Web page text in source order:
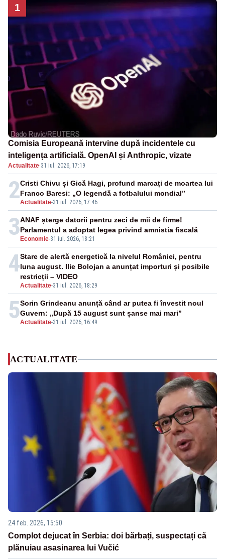
1
Comisia Europeană intervine după incidentele cu
inteligența artificială. OpenAI și Anthropic, vizate
Actualitate·31 iul. 2026, 17:19
2Actualitate-31 iul. 2026, 17:46
Cristi Chivu și Gică Hagi, profund marcați de moartea lui
Franco Baresi: „O legendă a fotbalului mondial”
3 Economie-31 iul. 2026, 18:21
ANAF șterge datorii pentru zeci de mii de firme!
Parlamentul a adoptat legea privind amnistia fiscală
4
Actualitate-31 iul. 2026, 18:29
Stare de alertă energetică la nivelul României, pentru
luna august. Ilie Bolojan a anunțat importuri și posibile
restricții – VIDEO
5Actualitate-31 iul. 2026, 16:49
Sorin Grindeanu anunță când ar putea fi învestit noul
Guvern: „După 15 august sunt șanse mai mari”
ACTUALITATE
24 feb. 2026, 15:50
Complot dejucat în Serbia: doi bărbați, suspectați că
plănuiau asasinarea lui Vučić